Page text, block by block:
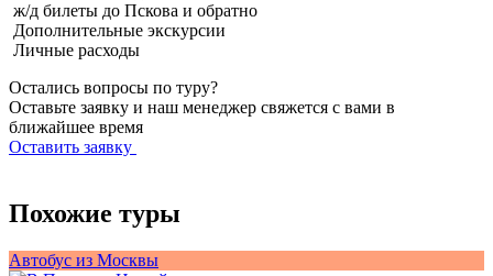
ж/д билеты до Пскова и обратно
Дополнительные экскурсии
Личные расходы
Остались вопросы по туру?
Оставьте заявку и наш менеджер свяжется с вами в
ближайшее время
Оставить заявку
Похожие туры
Автобус из Москвы